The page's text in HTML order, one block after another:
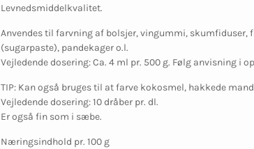
Levnedsmiddelkvalitet.
Anvendes til farvning af bolsjer, vingummi,
(sugarpaste), pandekager o.l.
Vejledende dosering: Ca. 4 ml pr. 500 g. Følg anvisning i
TIP: Kan også bruges til at farve kokosmel, hakkede
Vejledende dosering: 10 dråber pr. dl.
Er også fin som i sæbe.
Næringsindhold pr. 100 g